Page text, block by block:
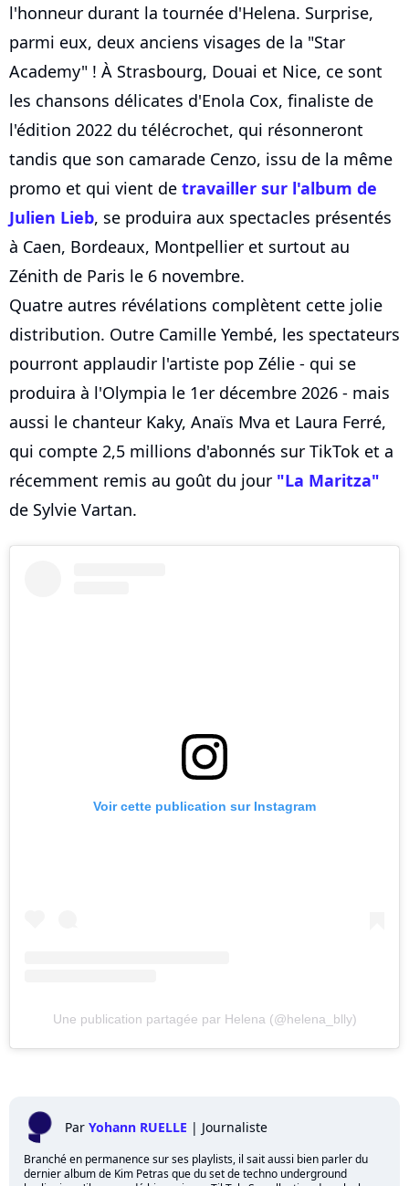
l'honneur durant la tournée d'Helena. Surprise,
parmi eux, deux anciens visages de la "Star
Academy" ! À Strasbourg, Douai et Nice, ce sont
les chansons délicates d'Enola Cox, finaliste de
l'édition 2022 du télécrochet, qui résonneront
tandis que son camarade Cenzo, issu de la même
promo et qui vient de travailler sur l'album de
Julien Lieb, se produira aux spectacles présentés
à Caen, Bordeaux, Montpellier et surtout au
Zénith de Paris le 6 novembre.
Quatre autres révélations complètent cette jolie
distribution. Outre Camille Yembé, les spectateurs
pourront applaudir l'artiste pop Zélie - qui se
produira à l'Olympia le 1er décembre 2026 - mais
aussi le chanteur Kaky, Anaïs Mva et Laura Ferré,
qui compte 2,5 millions d'abonnés sur TikTok et a
récemment remis au goût du jour "La Maritza"
de Sylvie Vartan.
Voir cette publication sur Instagram
Une publication partagée par Helena (@helena_blly)
Par Yohann RUELLE | Journaliste
Branché en permanence sur ses playlists, il sait aussi bien parler du
dernier album de Kim Petras que du set de techno underground